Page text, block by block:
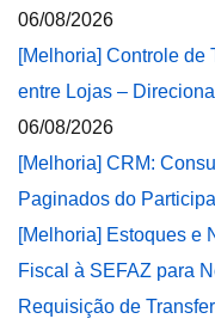
06/08/2026
[Melhoria] Controle
entre Lojas –
06/08/2026
[Melhoria] CRM:
Paginados do
[Melhoria] Estoques e
Fiscal à SEFAZ para
Requisição de